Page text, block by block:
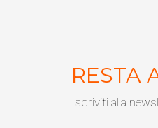
RESTA
Iscriviti alla